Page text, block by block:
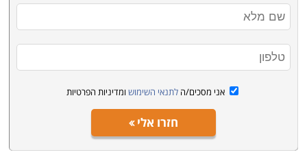
אני מסכים/ה לתנאי השימוש ומדיניות הפרטיות
חזרו אלי